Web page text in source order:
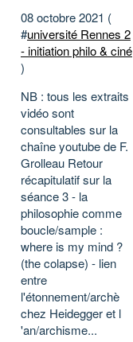
08 octobre 2021 (
#université Rennes 2
- initiation philo & ciné
)
NB : tous les extraits
vidéo sont
consultables sur la
chaîne youtube de F.
Grolleau Retour
récapitulatif sur la
séance 3 - la
philosophie comme
boucle/sample :
where is my mind ?
(the colapse) - lien
entre
l'étonnement/archè
chez Heidegger et l
'an/archisme...